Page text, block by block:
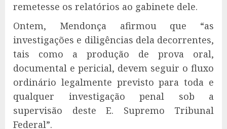
remetesse os relatórios ao gabinete dele.
Ontem, Mendonça afirmou que “as
investigações e diligências dela decorrentes,
tais como a produção de prova oral,
documental e pericial, devem seguir o fluxo
ordinário legalmente previsto para toda e
qualquer investigação penal sob a
supervisão deste E. Supremo Tribunal
Federal”.